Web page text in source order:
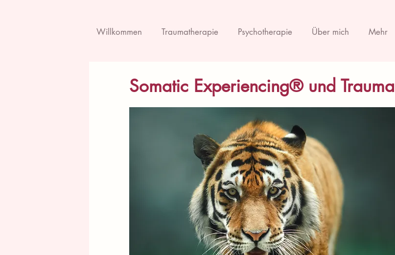
Willkommen Traumatherapie Psychotherapie Über mich Mehr
Somatic Experiencing® und Trauma